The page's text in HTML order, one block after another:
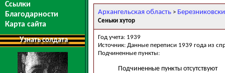
Ссылки
Благодарности
Карта сайта
Узнать солдата
Архангельская область >
Сеньки хутор
Год учета: 1939
Источник: Данные переписи 1939 года из
Подчиненные пункты:
Подчиненные пункты отсутствуют